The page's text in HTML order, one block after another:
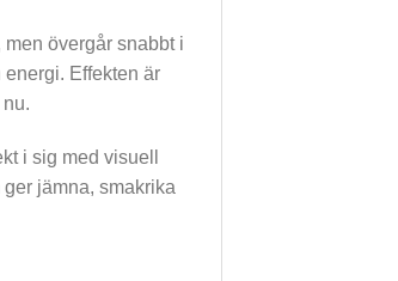
övergår snabbt i
Effekten är
i sig med visuell
jämna, smakrika